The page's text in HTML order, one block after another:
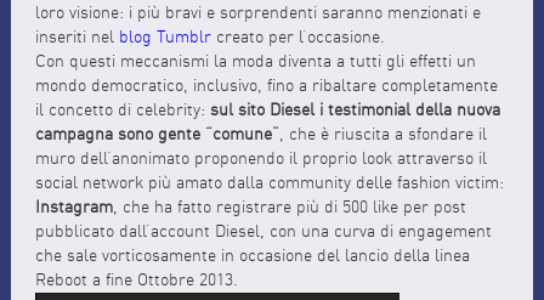
loro visione: i più bravi e sorprendenti saranno menzionati e
inseriti nelblog Tumblrcreato per l’occasione.
Con questi meccanismi la moda diventa a tutti gli effetti un
mondo democratico, inclusivo, fino a ribaltare completamente
il concetto di celebrity: sul sito Diesel i testimonial della nuova
campagna sono gente “comune”, che è riuscita a sfondare il
muro dell’anonimato proponendo il proprio look attraverso il
social network più amato dalla community delle fashion victim:
Instagram, che ha fatto registrare più di 500 like per post
pubblicato dall’account Diesel, con una curva di engagement
che sale vorticosamente in occasione del lancio della linea
Reboot a fine Ottobre 2013.